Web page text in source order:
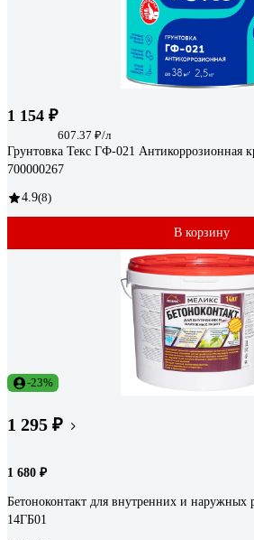
1 154 ₽
607.37 ₽/л
Грунтовка Текс ГФ-021 Антикоррозионная
700000267
4.9(8)
В корзину
-23%
1 295 ₽
1 680 ₽
Бетоноконтакт для внутренних и наружных
14ГБ01